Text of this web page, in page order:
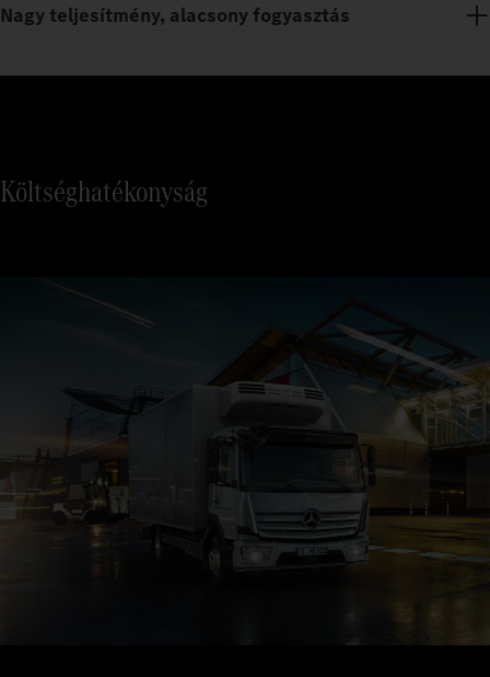
Robusztus és jól bevált komponenseivel az Atego olyan
technikát kínál, amelyben megbízhatsz – akár szűk átjárókban,
udvarokban vagy a megállásokkal és elindulásokkal járó városi
forgalomban.
Nagy teljesítmény, alacsony fogyasztás
Az Atego-val növelheti gépkocsija kihasználtságát és
használatát, és hosszabb ideig maradhat az utakon. Alacsony a
tüzelőanyag-fogyasztása – így az összköltsége is alacsony.
Költséghatékonyság